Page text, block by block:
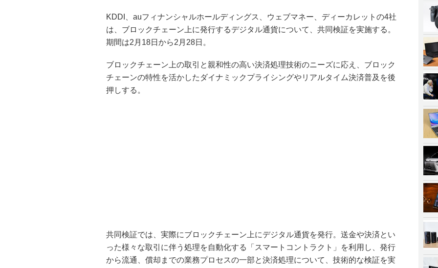
KDDI、auフィナンシャルホールディングス、ウェブマネー、ディーカレットの4社
は、ブロックチェーン上に発行するデジタル通貨について、共同検証を実施する。
期間は2月18日から2月28日。
ブロックチェーン上の取引と親和性の高い決済処理技術のニーズに応え、ブロック
チェーンの特性を活かしたダイナミックプライシングやリアルタイム決済普及を後
押しする。
共同検証では、実際にブロックチェーン上にデジタル通貨を発行。送金や決済とい
った様々な取引に伴う処理を自動化する「スマートコントラクト」を利用し、発行
から流通、償却までの業務プロセスの一部と決済処理について、技術的な検証を実